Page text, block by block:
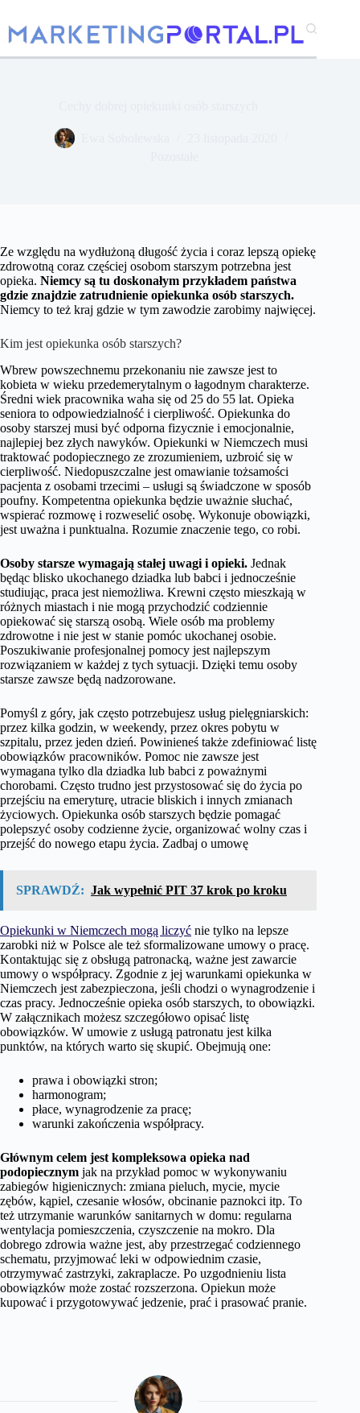
treści
Ze względu na wydłużoną długość życia i coraz lepszą opiekę
zdrowotną coraz częściej osobom starszym potrzebna jest
opieka. Niemcy są tu doskonałym przykładem państwa
gdzie znajdzie zatrudnienie opiekunka osób starszych.
Niemcy to też kraj gdzie w tym zawodzie zarobimy najwięcej.
Kim jest opiekunka osób starszych?
Wbrew powszechnemu przekonaniu nie zawsze jest to
kobieta w wieku przedemerytalnym o łagodnym charakterze.
Średni wiek pracownika waha się od 25 do 55 lat. Opieka
seniora to odpowiedzialność i cierpliwość. Opiekunka do
osoby starszej musi być odporna fizycznie i emocjonalnie,
najlepiej bez złych nawyków. Opiekunki w Niemczech musi
traktować podopiecznego ze zrozumieniem, uzbroić się w
cierpliwość. Niedopuszczalne jest omawianie tożsamości
pacjenta z osobami trzecimi – usługi są świadczone w sposób
poufny. Kompetentna opiekunka będzie uważnie słuchać,
wspierać rozmowę i rozweselić osobę. Wykonuje obowiązki,
jest uważna i punktualna. Rozumie znaczenie tego, co robi.
Osoby starsze wymagają stałej uwagi i opieki. Jednak
będąc blisko ukochanego dziadka lub babci i jednocześnie
studiując, praca jest niemożliwa. Krewni często mieszkają w
różnych miastach i nie mogą przychodzić codziennie
opiekować się starszą osobą. Wiele osób ma problemy
zdrowotne i nie jest w stanie pomóc ukochanej osobie.
Poszukiwanie profesjonalnej pomocy jest najlepszym
rozwiązaniem w każdej z tych sytuacji. Dzięki temu osoby
starsze zawsze będą nadzorowane.
Pomyśl z góry, jak często potrzebujesz usług pielęgniarskich:
przez kilka godzin, w weekendy, przez okres pobytu w
szpitalu, przez jeden dzień. Powinieneś także zdefiniować listę
obowiązków pracowników. Pomoc nie zawsze jest
wymagana tylko dla dziadka lub babci z poważnymi
chorobami. Często trudno jest przystosować się do życia po
przejściu na emeryturę, utracie bliskich i innych zmianach
życiowych. Opiekunka osób starszych będzie pomagać
polepszyć osoby codzienne życie, organizować wolny czas i
przejść do nowego etapu życia. Zadbaj o umowę
SPRAWDŹ: Jak wypełnić PIT 37 krok po kroku
Opiekunki w Niemczech mogą liczyć nie tylko na lepsze
zarobki niż w Polsce ale też sformalizowane umowy o pracę.
Kontaktując się z obsługą patronacką, ważne jest zawarcie
umowy o współpracy. Zgodnie z jej warunkami opiekunka w
Niemczech jest zabezpieczona, jeśli chodzi o wynagrodzenie i
czas pracy. Jednocześnie opieka osób starszych, to obowiązki.
W załącznikach możesz szczegółowo opisać listę
obowiązków. W umowie z usługą patronatu jest kilka
punktów, na których warto się skupić. Obejmują one:
prawa i obowiązki stron;
harmonogram;
płace, wynagrodzenie za pracę;
warunki zakończenia współpracy.
Głównym celem jest kompleksowa opieka nad
podopiecznym jak na przykład pomoc w wykonywaniu
zabiegów higienicznych: zmiana pieluch, mycie, mycie
zębów, kąpiel, czesanie włosów, obcinanie paznokci itp. To
też utrzymanie warunków sanitarnych w domu: regularna
wentylacja pomieszczenia, czyszczenie na mokro. Dla
dobrego zdrowia ważne jest, aby przestrzegać codziennego
schematu, przyjmować leki w odpowiednim czasie,
otrzymywać zastrzyki, zakraplacze. Po uzgodnieniu lista
obowiązków może zostać rozszerzona. Opiekun może
kupować i przygotowywać jedzenie, prać i prasować pranie.